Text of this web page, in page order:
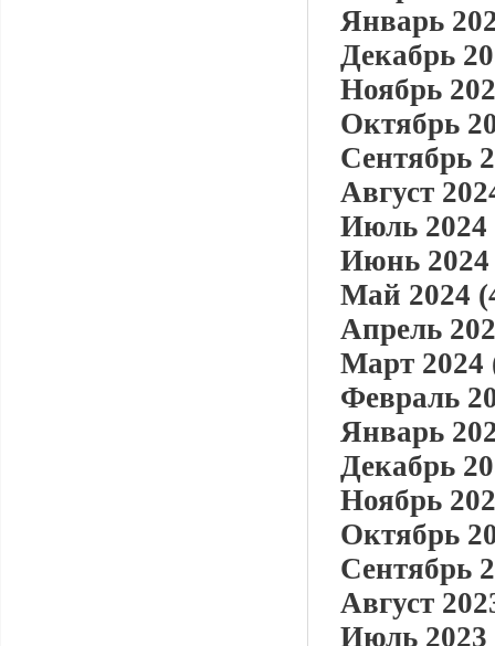
Январь
Декабрь
Ноябрь
Октябрь
Сентябрь
Август
Июль 2024
Июнь 2024
Май 2024
Апрель
Март 2024
Февраль
Январь
Декабрь
Ноябрь
Октябрь
Сентябрь
Август
Июль 2023